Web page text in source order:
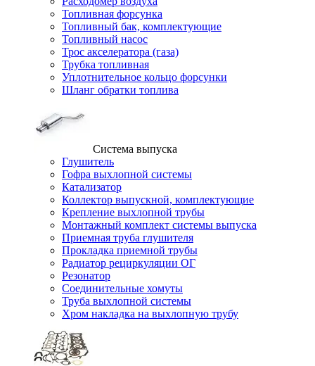
Топливная форсунка
Топливный бак, комплектующие
Топливный насос
Трос акселератора (газа)
Трубка топливная
Уплотнительное кольцо форсунки
Шланг обратки топлива
Система выпуска
Глушитель
Гофра выхлопной системы
Катализатор
Коллектор выпускной, комплектующие
Крепление выхлопной трубы
Монтажный комплект системы выпуска
Приемная труба глушителя
Прокладка приемной трубы
Радиатор рециркуляции ОГ
Резонатор
Соединительные хомуты
Труба выхлопной системы
Хром накладка на выхлопную трубу